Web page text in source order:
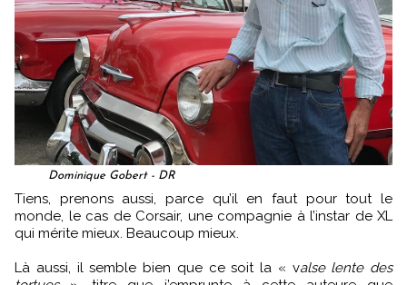
Dominique Gobert - DR
Tiens, prenons aussi, parce qu’il en faut pour tout le
monde, le cas de Corsair, une compagnie à l’instar de XL
qui mérite mieux. Beaucoup mieux.
Là aussi, il semble bien que ce soit la « valse lente des